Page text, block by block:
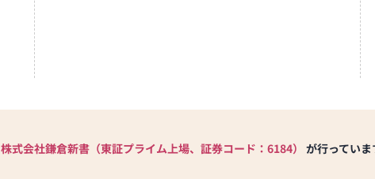
株式会社鎌倉新書（東証プライム上場、証券コード：6184） が行っていま